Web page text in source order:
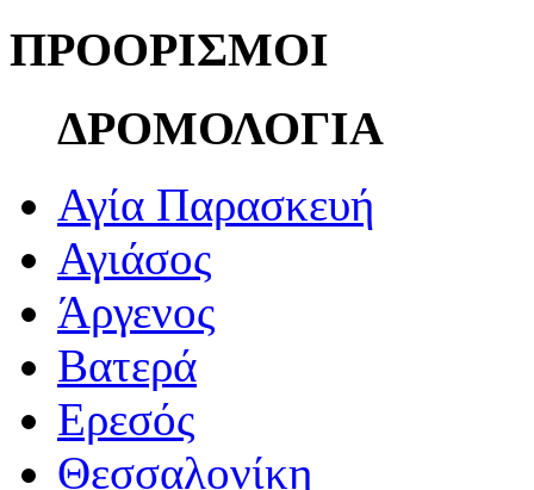
ΠΡΟΟΡΙΣΜΟΙ
ΔΡΟΜΟΛΟΓΙΑ
Αγία Παρασκευή
Αγιάσος
Άργενος
Βατερά
Ερεσός
Θεσσαλονίκη